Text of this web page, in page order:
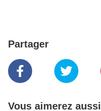
Partager
Vous aimerez aussi